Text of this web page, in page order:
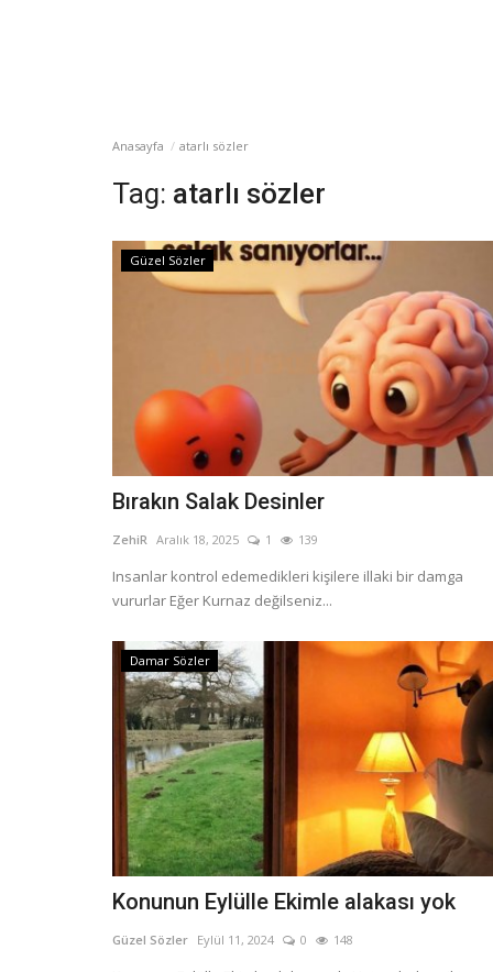
Anasayfa atarlı sözler
Tag: atarlı sözler
Güzel Sözler
Bırakın Salak Desinler
ZehiR Aralık 18, 2025 1 139
Insanlar kontrol edemedikleri kişilere illaki bir damga
vururlar Eğer Kurnaz değilseniz...
Damar Sözler
Konunun Eylülle Ekimle alakası yok
Güzel Sözler Eylül 11, 2024 0 148